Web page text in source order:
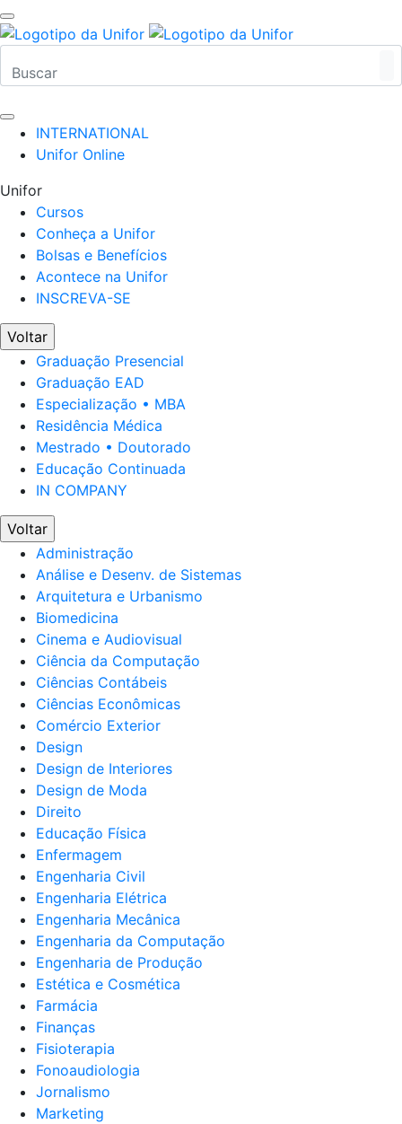
INTERNATIONAL
Unifor Online
Unifor
Cursos
Conheça a Unifor
Bolsas e Benefícios
Acontece na Unifor
INSCREVA-SE
Voltar
Graduação Presencial
Graduação EAD
Especialização • MBA
Residência Médica
Mestrado • Doutorado
Educação Continuada
IN COMPANY
Voltar
Administração
Análise e Desenv. de Sistemas
Arquitetura e Urbanismo
Biomedicina
Cinema e Audiovisual
Ciência da Computação
Ciências Contábeis
Ciências Econômicas
Comércio Exterior
Design
Design de Interiores
Design de Moda
Direito
Educação Física
Enfermagem
Engenharia Civil
Engenharia Elétrica
Engenharia Mecânica
Engenharia da Computação
Engenharia de Produção
Estética e Cosmética
Farmácia
Finanças
Fisioterapia
Fonoaudiologia
Jornalismo
Marketing